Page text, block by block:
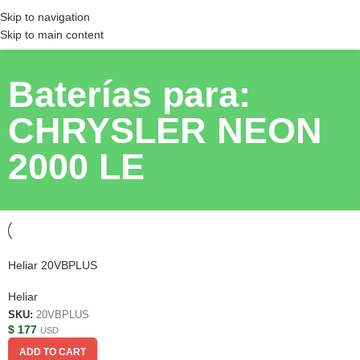
Skip to navigation
Skip to main content
Baterías para:
CHRYSLER NEON
2000 LE
Heliar 20VBPLUS
Heliar
SKU: 20VBPLUS
$ 177 USD
ADD TO CART